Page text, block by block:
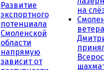
Развитие
экспортного
потенциала
Смоленской
области
напрямую
зависит от
на